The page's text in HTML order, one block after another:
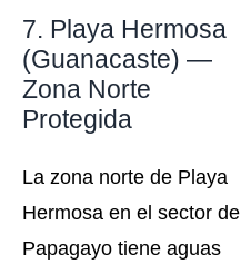
7. Playa Hermosa
(Guanacaste) —
Zona Norte
Protegida
La zona norte de Playa
Hermosa en el sector de
Papagayo tiene aguas